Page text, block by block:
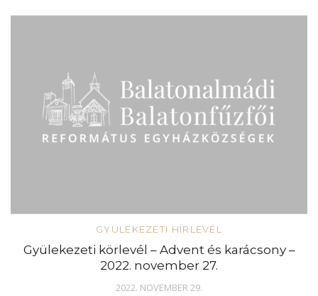
GYÜLEKEZETI HÍRLEVÉL
Gyülekezeti körlevél – Advent és karácsony –
2022. november 27.
2022. NOVEMBER 29.